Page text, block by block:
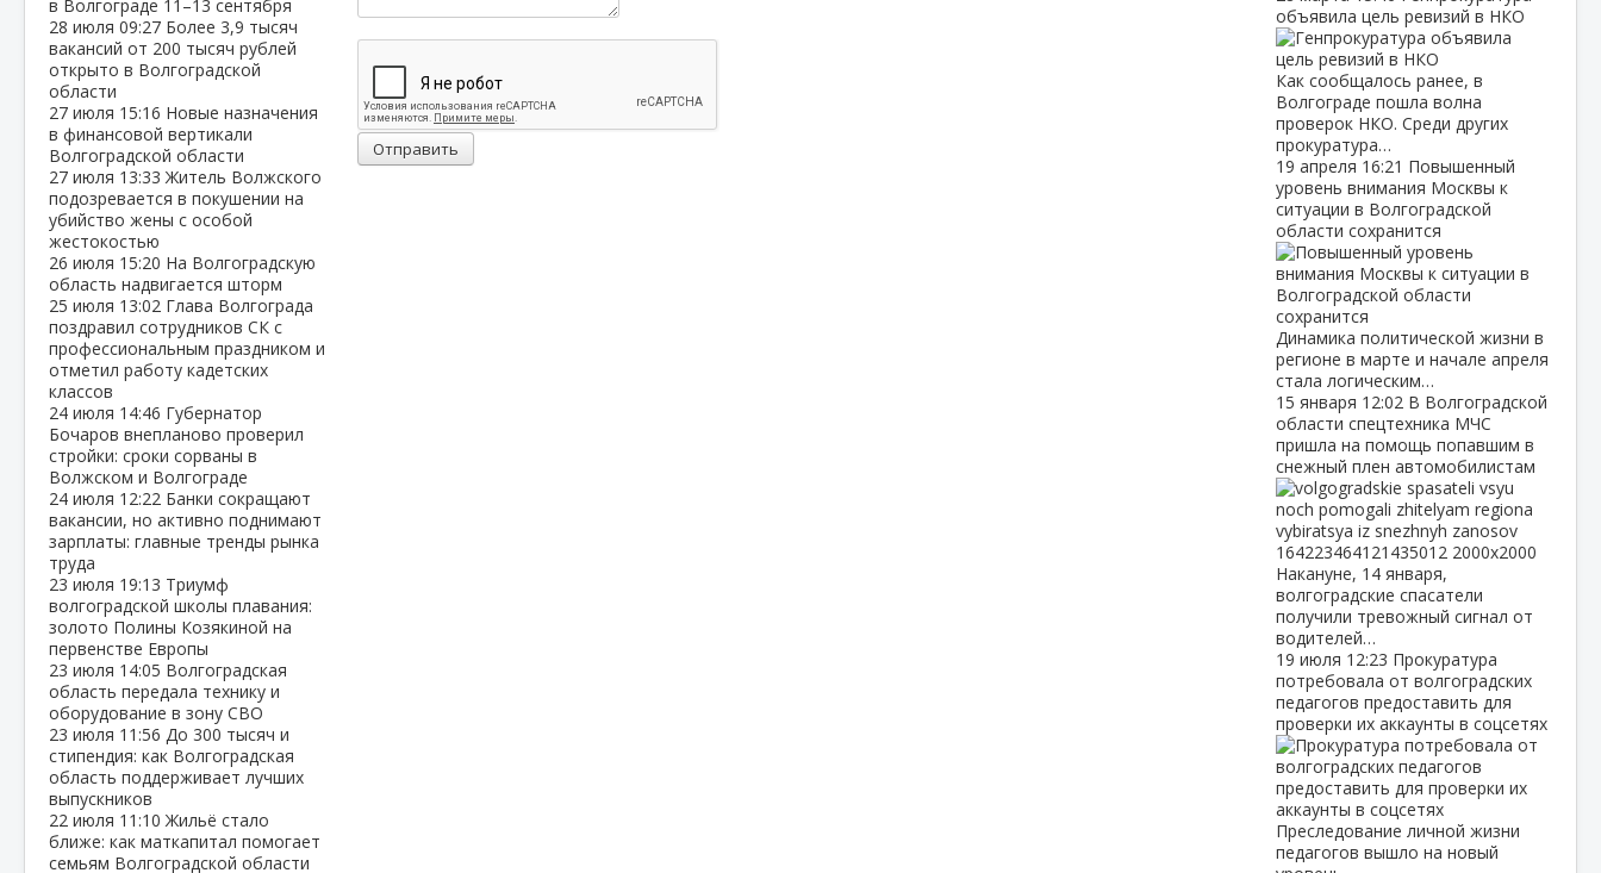
в Волгограде 11–13 сентября
28 июля 09:27 Более 3,9 тысяч
вакансий от 200 тысяч рублей
открыто в Волгоградской
области
27 июля 15:16 Новые назначения
в финансовой вертикали
Волгоградской области
27 июля 13:33Житель Волжского
подозревается в покушении на
убийство жены с особой
жестокостью
26 июля 15:20 На Волгоградскую
область надвигается шторм
25 июля 13:02 Глава Волгограда
поздравил сотрудников СК с
профессиональным праздником и
отметил работу кадетских
классов
24 июля 14:46 Губернатор
Бочаров внепланово проверил
стройки: сроки сорваны в
Волжском и Волгограде
24 июля 12:22 Банки сокращают
вакансии, но активно поднимают
зарплаты: главные тренды рынка
труда
23 июля 19:13 Триумф
волгоградской школы плавания:
золото Полины Козякиной на
первенстве Европы
23 июля 14:05 Волгоградская
область передала технику и
оборудование в зону СВО
23 июля 11:56 До 300 тысяч и
стипендия: как Волгоградская
область поддерживает лучших
выпускников
22 июля 11:10Жильё стало
ближе: как маткапитал помогает
семьям Волгоградской области
Отправить
объявила цель ревизий в НКО
Как сообщалось ранее, в
Волгограде пошла волна
проверок НКО. Среди других
прокуратура…
19 апреля 16:21 Повышенный
уровень внимания Москвы к
ситуации в Волгоградской
области сохранится
Динамика политической жизни в
регионе в марте и начале апреля
стала логическим…
15 января 12:02 В Волгоградской
области спецтехника МЧС
пришла на помощь попавшим в
снежный плен автомобилистам
Накануне, 14 января,
волгоградские спасатели
получили тревожный сигнал от
водителей…
19 июля 12:23 Прокуратура
потребовала от волгоградских
педагогов предоставить для
проверки их аккаунты в соцсетях
Преследование личной жизни
педагогов вышло на новый